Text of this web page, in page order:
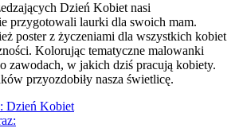
Dzień Kobiet nasi
przygotowali laurki dla swoich mam.
poster z życzeniami dla wszystkich kobiet
Kolorując tematyczne malowanki
zawodach, w jakich dziś pracują kobiety.
przyozdobiły nasza świetlicę.
Dzień Kobiet